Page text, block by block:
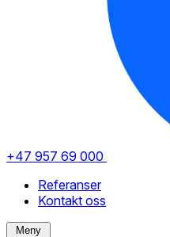
+47 957 69 000
Referanser
Kontakt oss
Meny